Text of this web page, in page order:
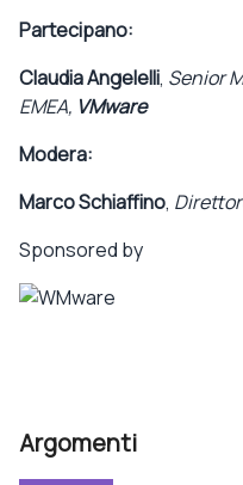
Partecipano:
ClaudiaAngelelli, Senior
EMEA, VMware
Modera:
Marco Schiaffino,
Sponsored by
Argomenti